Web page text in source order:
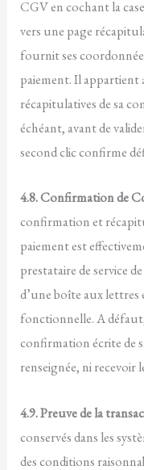
CGV en cochant la
vers une page
fournit ses
paiement. Il
récapitulatives de sa
échéant, avant de
second clic confirme
4.8. Confirmation de
confirmation et
paiement est
prestataire de service
d’une boîte aux lettres
fonctionnelle. A
confirmation écrite de
renseignée, ni recevoir
4.9. Preuve de la
conservés dans les
des conditions